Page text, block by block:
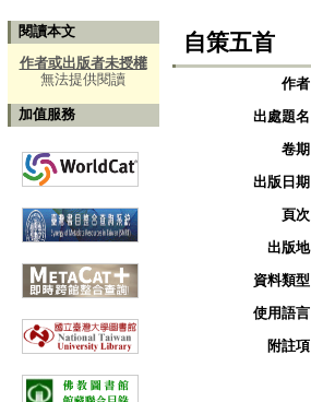
閱讀本文
作者或出版者未授權
無法提供閱讀
加值服務
自策五首
作者
出處題名
卷期
出版日期
頁次
出版地
資料類型
使用語言
附註項